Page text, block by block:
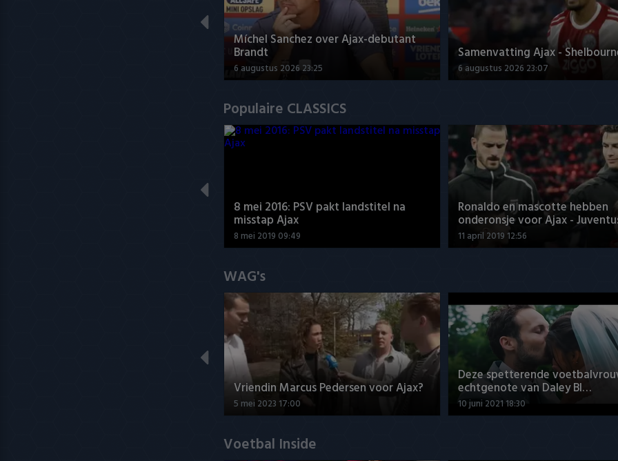
Míchel Sanchez over Ajax-debutant
Brandt
6 augustus 2026 23:25
Samenvatting Ajax -
6 augustus 2026 23:07
Populaire CLASSICS
8 mei 2016: PSV pakt landstitel na
misstap Ajax
8 mei 2019 09:49
Ronaldo en mascotte hebben
onderonsje voor Ajax -
11 april 2019 12:56
WAG's
Vriendin Marcus Pedersen voor Ajax?
5 mei 2023 17:00
Deze spetterende
echtgenote van Daley Bl…
10 juni 2021 18:30
Voetbal Inside